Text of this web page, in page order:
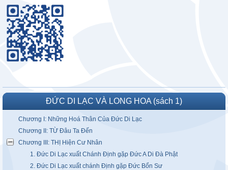
ĐỨC DI LẠC VÀ LONG HOA (sách 1)
Chương I: Những Hoá Thân Của Đức Di Lạc
Chương II: TỪ Đâu Ta Đến
Chương III: THỊ Hiện Cư Nhân
1. Đức Di Lạc xuất Chánh Định gặp Đức A Di Đà Phật
2. Đức Di Lạc xuất chánh Định gặp Đức Bổn Sư